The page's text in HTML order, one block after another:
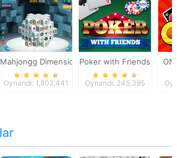
Mahjongg Dimensions
Oynandı: 1,802,441
Poker with Friends
Oynandı: 245,395